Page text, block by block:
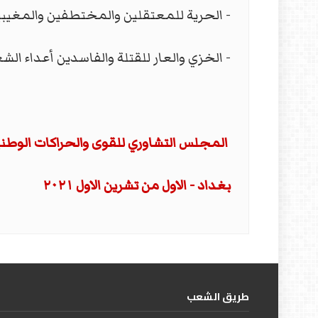
- الحرية للمعتقلين والمختطفين
- الخزي والعار للقتلة والفاسدين أعداء
المجلس التشاوريللقوى والحراكات
بغداد - الاول من تشرين الاول ٢٠٢١
طریق الشعب